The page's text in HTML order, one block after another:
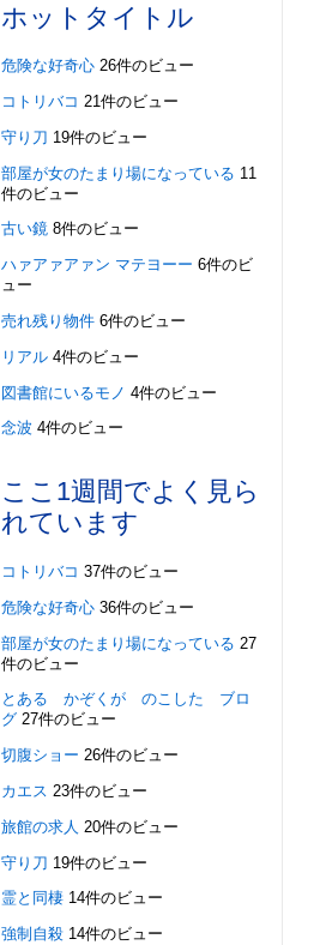
ホットタイトル
危険な好奇心 26件のビュー
コトリバコ 21件のビュー
守り刀 19件のビュー
部屋が女のたまり場になっている 11
件のビュー
古い鏡 8件のビュー
ハァアァアァン マテヨーー 6件のビ
ュー
売れ残り物件 6件のビュー
リアル 4件のビュー
図書館にいるモノ 4件のビュー
念波 4件のビュー
ここ1週間でよく見ら
れています
コトリバコ 37件のビュー
危険な好奇心 36件のビュー
部屋が女のたまり場になっている 27
件のビュー
とある かぞくが のこした ブロ
グ 27件のビュー
切腹ショー 26件のビュー
カエス 23件のビュー
旅館の求人 20件のビュー
守り刀 19件のビュー
霊と同棲 14件のビュー
強制自殺 14件のビュー